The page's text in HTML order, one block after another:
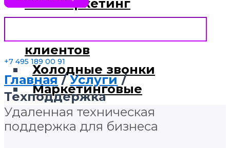
телемаркетинг
клиентов
Холодные звонки
Маркетинговые
исследования
Актуализация баз
+7 495 189 00 91
Главная
Услуги
Техподдержка
Удаленная техническая
поддержка для бизнеса